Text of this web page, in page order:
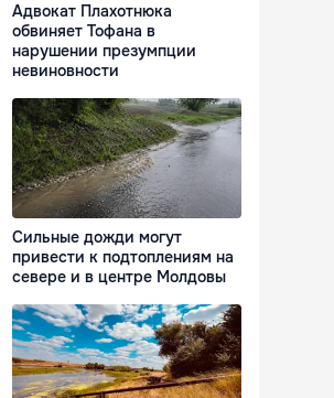
Адвокат Плахотнюка
обвиняет Тофана в
нарушении презумпции
невиновности
Сильные дожди могут
привести к подтоплениям на
севере и в центре Молдовы